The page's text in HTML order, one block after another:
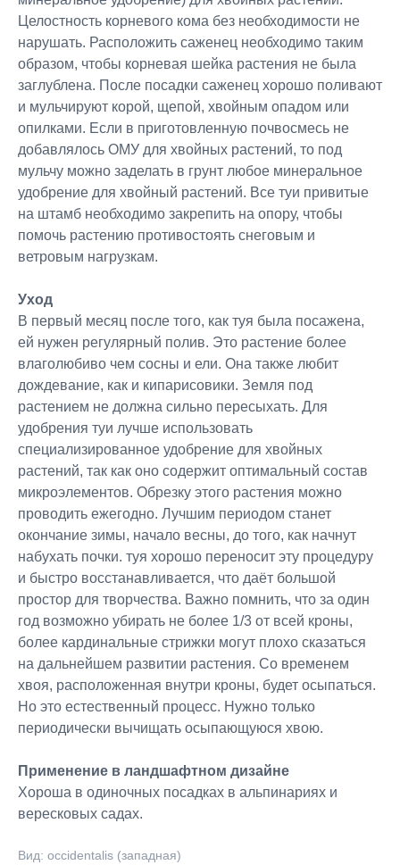
Целостность корневого кома без необходимости не
нарушать. Расположить саженец необходимо таким
образом, чтобы корневая шейка растения не была
заглублена. После посадки саженец хорошо поливают
и мульчируют корой, щепой, хвойным опадом или
опилками. Если в приготовленную почвосмесь не
добавлялось ОМУ для хвойных растений, то под
мульчу можно заделать в грунт любое минеральное
удобрение для хвойный растений. Все туи привитые
на штамб необходимо закрепить на опору, чтобы
помочь растению противостоять снеговым и
ветровым нагрузкам.
Уход
В первый месяц после того, как туя была посажена,
ей нужен регулярный полив. Это растение более
влаголюбиво чем сосны и ели. Она также любит
дождевание, как и кипарисовики. Земля под
растением не должна сильно пересыхать. Для
удобрения туи лучше использовать
специализированное удобрение для хвойных
растений, так как оно содержит оптимальный состав
микроэлементов. Обрезку этого растения можно
проводить ежегодно. Лучшим периодом станет
окончание зимы, начало весны, до того, как начнут
набухать почки. туя хорошо переносит эту процедуру
и быстро восстанавливается, что даёт большой
простор для творчества. Важно помнить, что за один
год возможно убирать не более 1/3 от всей кроны,
более кардинальные стрижки могут плохо сказаться
на дальнейшем развитии растения. Со временем
хвоя, расположенная внутри кроны, будет осыпаться.
Но это естественный процесс. Нужно только
периодически вычищать осыпающуюся хвою.
Применение в ландшафтном дизайне
Хороша в одиночных посадках в альпинариях и
вересковых садах.
Вид: occidentalis (западная)